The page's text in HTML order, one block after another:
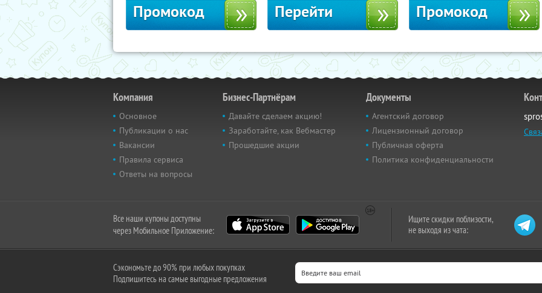
Промокод Перейти Промокод
Компания
Основное
Публикации о нас
Вакансии
Правила сервиса
Ответы на вопросы
Бизнес-Партнёрам
Давайте сделаем акцию!
Заработайте, как Вебмастер
Прошедшие акции
Документы
Агентский договор
Лицензионный договор
Публичная оферта
Политика конфиденциальности
Все наши купоны доступны
через Мобильное Приложение:
Ищите скидки поблизости,
не выходя из чата:
Сэкономьте до 90% при любых покупках
Подпишитесь на самые выгодные предложения